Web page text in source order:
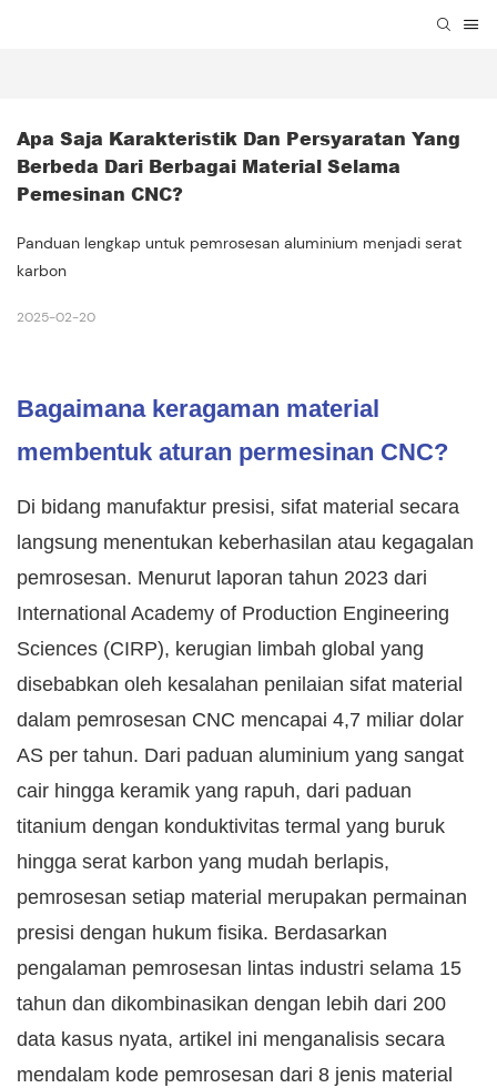
Apa Saja Karakteristik Dan Persyaratan Yang
Berbeda Dari Berbagai Material Selama
Pemesinan CNC?
Panduan lengkap untuk pemrosesan aluminium menjadi serat
karbon
2025-02-20
Bagaimana keragaman material
membentuk aturan permesinan CNC?
Di bidang manufaktur presisi, sifat material secara
langsung menentukan keberhasilan atau kegagalan
pemrosesan. Menurut laporan tahun 2023 dari
International Academy of Production Engineering
Sciences (CIRP), kerugian limbah global yang
disebabkan oleh kesalahan penilaian sifat material
dalam pemrosesan CNC mencapai 4,7 miliar dolar
AS per tahun. Dari paduan aluminium yang sangat
cair hingga keramik yang rapuh, dari paduan
titanium dengan konduktivitas termal yang buruk
hingga serat karbon yang mudah berlapis,
pemrosesan setiap material merupakan permainan
presisi dengan hukum fisika. Berdasarkan
pengalaman pemrosesan lintas industri selama 15
tahun dan dikombinasikan dengan lebih dari 200
data kasus nyata, artikel ini menganalisis secara
mendalam kode pemrosesan dari 8 jenis material